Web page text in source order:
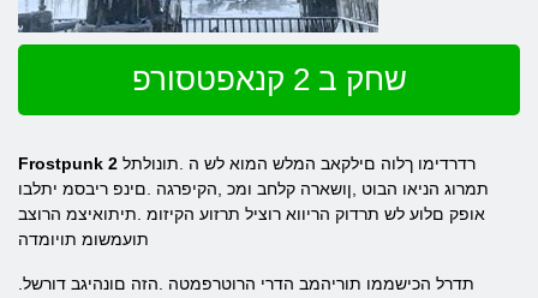
שחק ב 2 קנאפטסורפ
Frostpunk 2
תמרוג הניאו הבוט ,ןושארה קלחב ומכ ,הקיפרגה .םינפ ריבסמ יתלבו
אופק םלוע לש תרדוק הריווא רוציל תרזוע הקיזומ .תיתואיצמ הרוצב
תועמשומ תויומדה